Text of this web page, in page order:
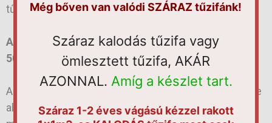
tűzifánkat is áttekinhető.
A frissen vágott fa nedvességtartalma körülbelül
50%-os.
Az ilyen formában vásárolt fa fűtésre még nem lenne
alkalmas. Ha a fa nedvessége a 20%-os arányt eléri,
Még bőven van valódi SZÁRAZ tűzifánk!
Száraz kalodás tűzifa vagy
ömlesztett tűzifa, AKÁR
AZONNAL. Amíg a készlet tart.
Száraz 1-2 éves vágású kézzel rakott